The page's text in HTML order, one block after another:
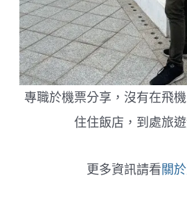
專職於機票分享，沒有在飛
住住飯店，到處旅
更多資訊請看關